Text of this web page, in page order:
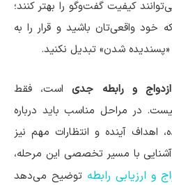
کیفیت گفت‌وگو را بهتر کنند؛
خود واقعی‌تان باشید و قرار را به
«پسندیده شدن» تبدیل نکنید.
ازدواج و رابطه جدیاست، فقط
در مراحل مناسب باید درباره
اهداف آینده و انتظارات مهم نیز
با مسیر تخصصی این مرحله،
و ارزیابی رابطه توضیح می‌دهد